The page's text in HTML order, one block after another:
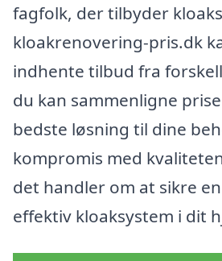
fagfolk, der tilbyder
kloakrenovering-pris.dk
indhente tilbud fra
du kan sammenligne
bedste løsning til dine
kompromis med
det handler om at sikre
effektiv kloaksystem i dit